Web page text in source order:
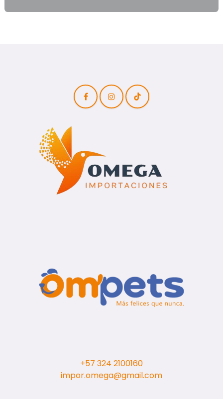
+57 324 2100160
impor.omega@gmail.com